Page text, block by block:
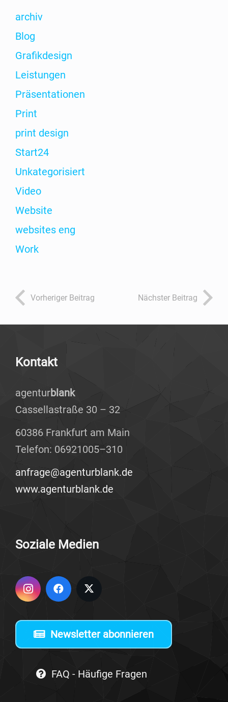
archiv
Blog
Gra­fik­de­sign
Leis­tun­gen
Prä­sen­ta­tio­nen
Print
print design
Start24
Unka­te­go­ri­siert
Video
Web­site
web­sites eng
Work
Vor­he­ri­ger Beitrag Nächs­ter Beitrag
Kon­takt
agen­turblank
Cas­sel­la­stra­ße 30 – 32
60386 Frank­furt am Main
Tele­fon: 06921005–310
anfrage@agenturblank.de
www.agenturblank.de
Sozia­le Medien
Newsletter abonnieren
FAQ - Häufige Fragen